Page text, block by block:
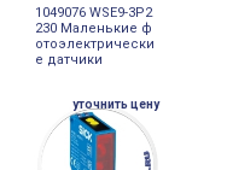
1049076 WSE9-3P2
230 Маленькие ф
отоэлектрически
е датчики
уточнить цену